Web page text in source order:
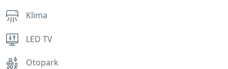
Klima
LED TV
Otopark